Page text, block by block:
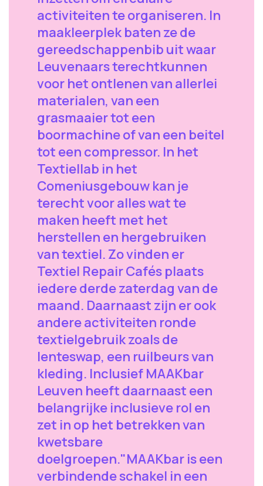
activiteiten te organiseren. In
maakleerplek baten ze de
gereedschappenbib uit waar
Leuvenaars terechtkunnen
voor het ontlenen van allerlei
materialen, van een
grasmaaier tot een
boormachine of van een beitel
tot een compressor. In het
Textiellab in het
Comeniusgebouw kan je
terecht voor alles wat te
maken heeft met het
herstellen en hergebruiken
van textiel. Zo vinden er
Textiel Repair Cafés plaats
iedere derde zaterdag van de
maand. Daarnaast zijn er ook
andere activiteiten ronde
textielgebruik zoals de
lenteswap, een ruilbeurs van
kleding. Inclusief MAAKbar
Leuven heeft daarnaast een
belangrijke inclusieve rol en
zet in op het betrekken van
kwetsbare
doelgroepen."MAAKbar is een
verbindende schakel in een